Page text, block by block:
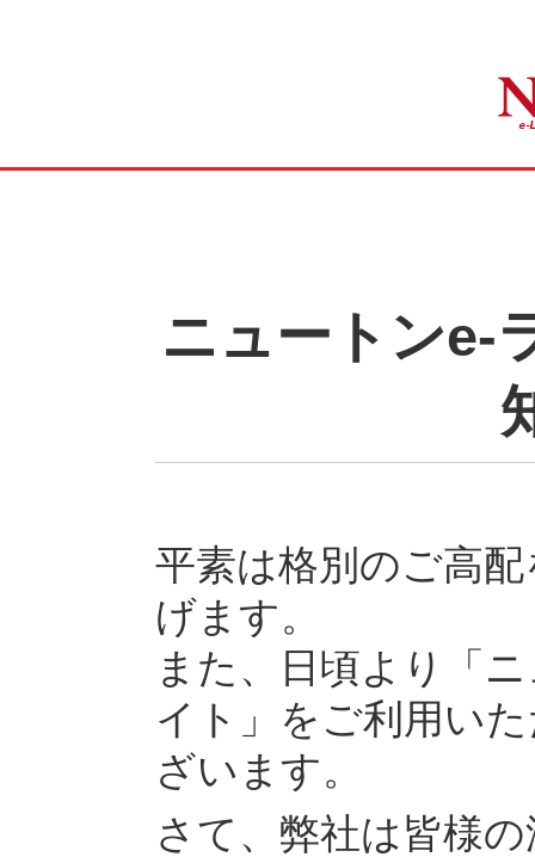
ニュートンe-
平素は格別のご高
げます。
また、日頃より「
イト」をご利用い
ざいます。
さて、弊社は皆様